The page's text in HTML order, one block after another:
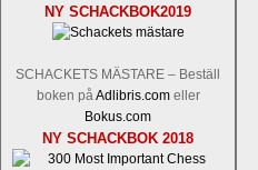
NY SCHACKBOK2019
SCHACKETS MÄSTARE – Beställ
boken på Adlibris.comeller
Bokus.com
NY SCHACKBOK 2018